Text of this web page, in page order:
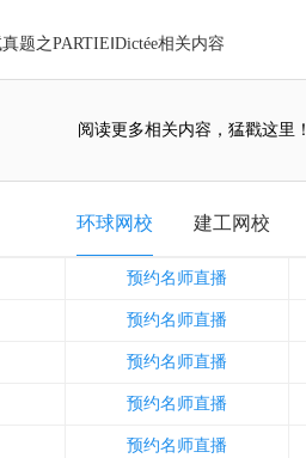
题之PARTIEⅠDictée相关内容
阅读更多相关内容，猛戳这里！
环球网校 建工网校
预约名师直播
预约名师直播
预约名师直播
预约名师直播
预约名师直播